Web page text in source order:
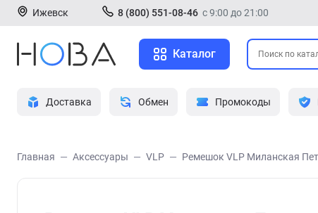
Ижевск 8 (800) 551-08-46 с 9:00 до 21:00
Каталог
Доставка Обмен Промокоды
Главная Аксессуары VLP Ремешок VLP Миланская